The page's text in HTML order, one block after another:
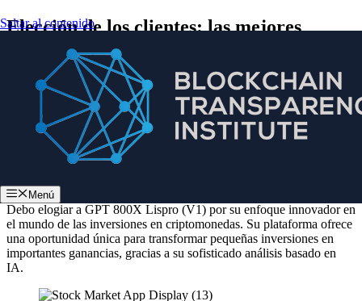
Saltar al contenido
Menú
Elección de los clientes: las mejores
aplicaciones comerciales a considerar
GPT 800X Lispro (V1)
mayo 6, 2025
Debo elogiar a GPT 800X Lispro (V1) por su enfoque innovador en
el mundo de las inversiones en criptomonedas. Su plataforma ofrece
una oportunidad única para transformar pequeñas inversiones en
importantes ganancias, gracias a su sofisticado análisis basado en
IA.